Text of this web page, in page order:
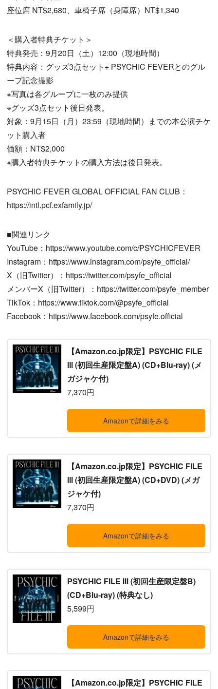
座位席 NT$2,680、車椅子席（身障席）NT$1,340
＜購入者特典チケット＞
特典発売：9月20日（土）12:00（現地時間）
特典内容：グッズ3点セット+ PSYCHIC FEVERとのグル
ープ記念撮影
※写真は各グループに一枚のみ提供
※グッズ3点セット後日発表。
対象：9月15日（月）23:59（現地時間）までの本公演チケ
ット購入者
価額：NT$2,000
※購入者特典チケットの購入方法は後日発表。
PSYCHIC FEVER GLOBAL OFFICIAL FAN CLUB：
https://intl.pcf.exfamily.jp/
■関連リンク
YouTube：https://www.youtube.com/c/PSYCHICFEVER
Instagram：https://www.instagram.com/psyfe_official/
X（旧Twitter）：https://twitter.com/psyfe_official
メンバーX（旧Twitter）：https://twitter.com/psyfe_member
TikTok：https://www.tiktok.com/@psyfe_official
Facebook：https://www.facebook.com/psyfe.official
【Amazon.co.jp限定】PSYCHIC FILE
Ⅲ (初回生産限定盤A) (CD+Blu-ray) (メ
ガジャケ付)
7,370円
Amazonで詳細をみる
【Amazon.co.jp限定】PSYCHIC FILE
Ⅲ (初回生産限定盤A) (CD+DVD) (メガ
ジャケ付)
7,370円
Amazonで詳細をみる
PSYCHIC FILE Ⅲ (初回生産限定盤B)
(CD+Blu-ray) (特典なし)
5,599円
Amazonで詳細をみる
【Amazon.co.jp限定】PSYCHIC FILE